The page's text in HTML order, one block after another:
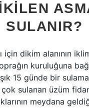
SULANIR?
için dikim alanının
kuruluğuna
15 günde bir
sulanan üzüm
meydana